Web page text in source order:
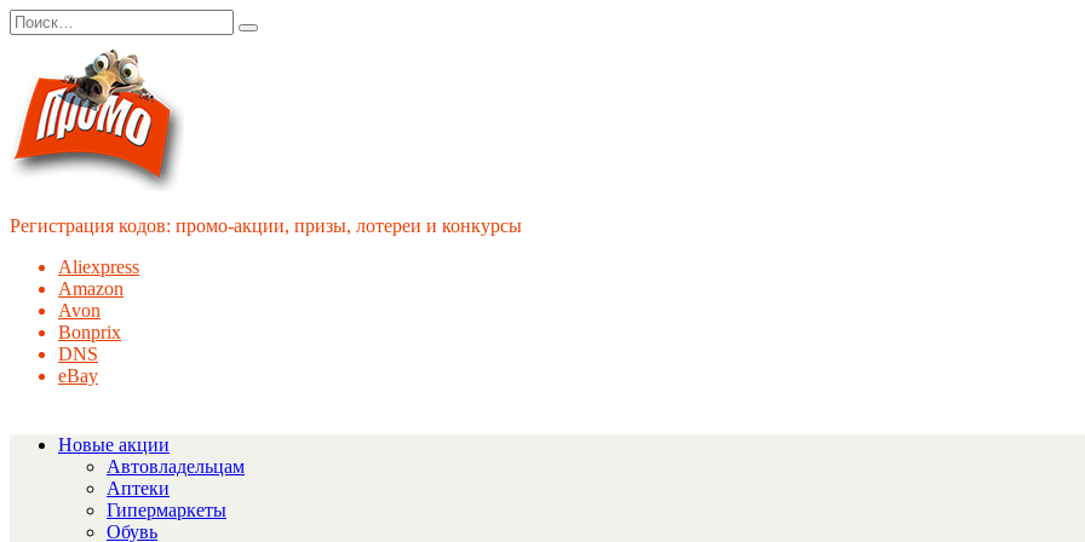
Перейти
к
содержанию
Search
for:
Регистрация кодов: промо-акции, призы, лотереи и конкурсы
Aliexpress
Amazon
Avon
Bonprix
DNS
eBay
Новые акции
Автовладельцам
Аптеки
Гипермаркеты
Обувь